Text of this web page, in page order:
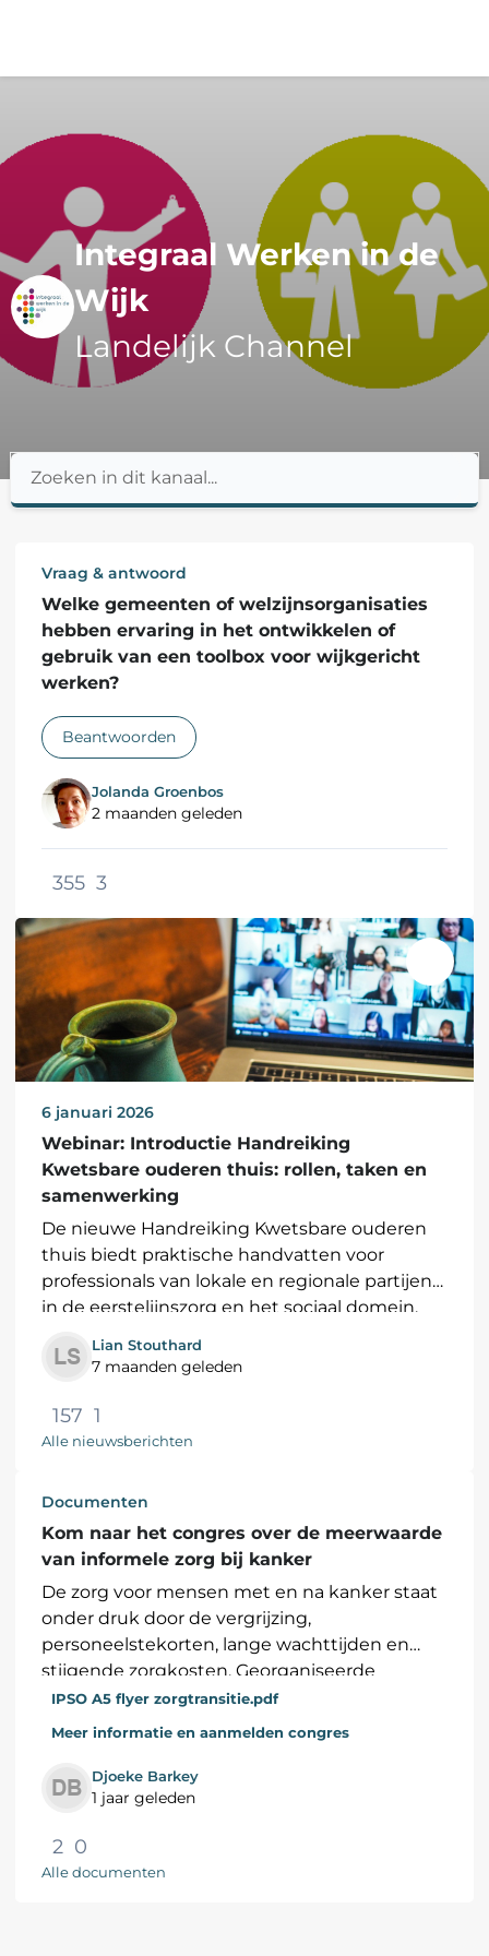
Integraal Werken in de
Wijk
Landelijk Channel
Vraag & antwoord
Welke gemeenten of welzijnsorganisaties
hebben ervaring in het ontwikkelen of
gebruik van een toolbox voor wijkgericht
werken?
Beantwoorden
Jolanda Groenbos
2 maanden geleden
355 3
6 januari 2026
Webinar: Introductie Handreiking
Kwetsbare ouderen thuis: rollen, taken en
samenwerking
De nieuwe Handreiking Kwetsbare ouderen
thuis biedt praktische handvatten voor
professionals van lokale en regionale partijen
in de eerstelijnszorg en het sociaal domein.
Het is ontwikkeld om je te...
Lian Stouthard
7 maanden geleden
157 1
Alle nieuwsberichten
Documenten
Kom naar het congres over de meerwaarde
van informele zorg bij kanker
De zorg voor mensen met en na kanker staat
onder druk door de vergrijzing,
personeelstekorten, lange wachttijden en
stijgende zorgkosten. Georganiseerde
vormen van informele zorg zijn cruciaal in...
IPSO A5 flyer zorgtransitie.pdf
Meer informatie en aanmelden congres
Djoeke Barkey
1 jaar geleden
2 0
Alle documenten